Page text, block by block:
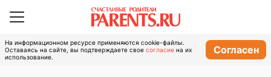
На информационном ресурсе применяются cookie-файлы.
Оставаясь на сайте, вы подтверждаете свое согласие на их
использование.
Согласен